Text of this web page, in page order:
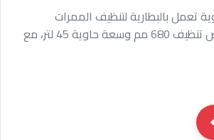
تعمل بالبطارية لتنظيف الممرات
والشوارع، تتميز بعرض تنظيف 680 مم وسعة حاوية 45 لتر، مع